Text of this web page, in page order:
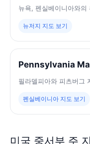
뉴욕, 펜실베이니아와
뉴저지 지도 보기
Pennsylvania
필라델피아와 피츠버그
펜실베이니아 지도 보기
미국 중서부 주